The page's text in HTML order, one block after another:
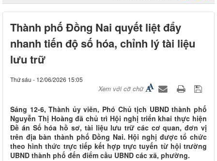
Thành phố Đồng Nai quyết liệt đẩy
nhanh tiến độ số hóa, chỉnh lý tài liệu
lưu trữ
Thứ sáu - 12/06/2026 15:05
Xem với cỡ chữ
Sáng 12-6, Thành ủy viên, Phó Chủ tịch UBND thành phố
Nguyễn Thị Hoàng đã chủ trì Hội nghị triển khai thực hiện
Đề án Số hóa hồ sơ, tài liệu lưu trữ các cơ quan, đơn vị
trên địa bàn thành phố Đồng Nai. Hội nghị được tổ chức
theo hình thức trực tiếp kết hợp trực tuyến từ hội trường
UBND thành phố đến điểm cầu UBND các xã, phường.